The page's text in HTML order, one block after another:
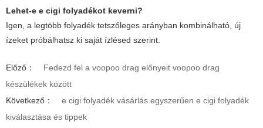
Lehet-e e cigi folyadékot keverni?
Igen, a legtöbb folyadék tetszőleges arányban kombinálható, új
ízeket próbálhatsz ki saját ízlésed szerint.
Előző：
Fedezd fel a voopoo drag előnyeit voopoo drag
készülékek között
Következő：
e cigi folyadék vásárlás egyszerűen e cigi folyadék
kiválasztása és tippek